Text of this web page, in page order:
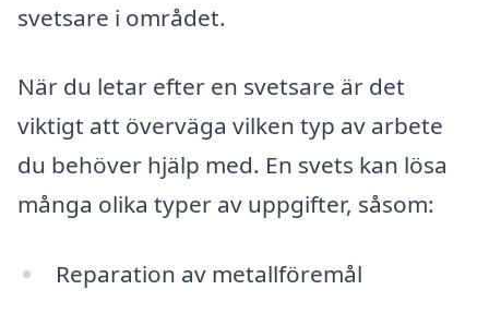
svetsare i området.
När du letar efter en svetsare är det
viktigt att överväga vilken typ av arbete
du behöver hjälp med. En svets kan lösa
många olika typer av uppgifter, såsom:
Reparation av metallföremål